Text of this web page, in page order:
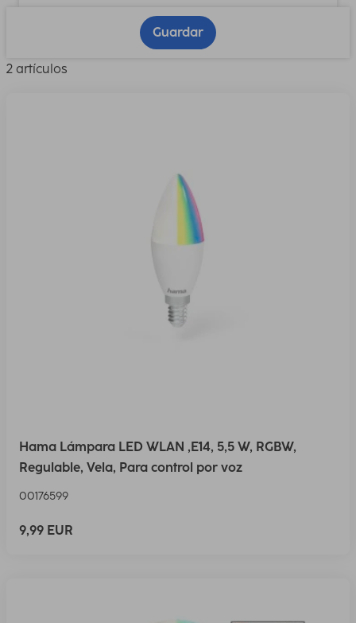
Guardar
2 artículos
Hama Lámpara LED WLAN ,E14, 5,5 W, RGBW,
Regulable, Vela, Para control por voz
00176599
9,99 EUR